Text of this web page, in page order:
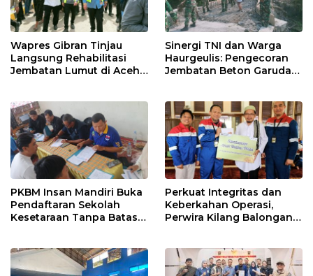
Wapres Gibran Tinjau
Langsung Rehabilitasi
Jembatan Lumut di Aceh
Sinergi TNI dan Warga
Haurgeulis: Pengecoran
Jembatan Beton Garuda
PKBM Insan Mandiri Buka
Pendaftaran Sekolah
Kesetaraan Tanpa Batas
Perkuat Integritas dan
Keberkahan Operasi,
Perwira Kilang Balongan